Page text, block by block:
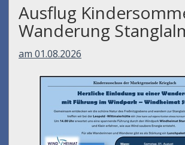
Ausflug
Wanderung
am 01.08.2026